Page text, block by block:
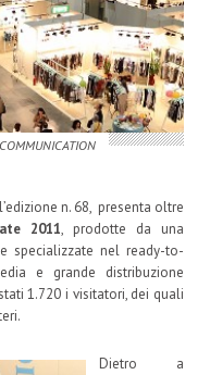
n. 68, presenta oltre
2011, prodotte da una
specializzate nel ready-to-
e grande distribuzione
1.720 i visitatori, dei quali
Dietro a